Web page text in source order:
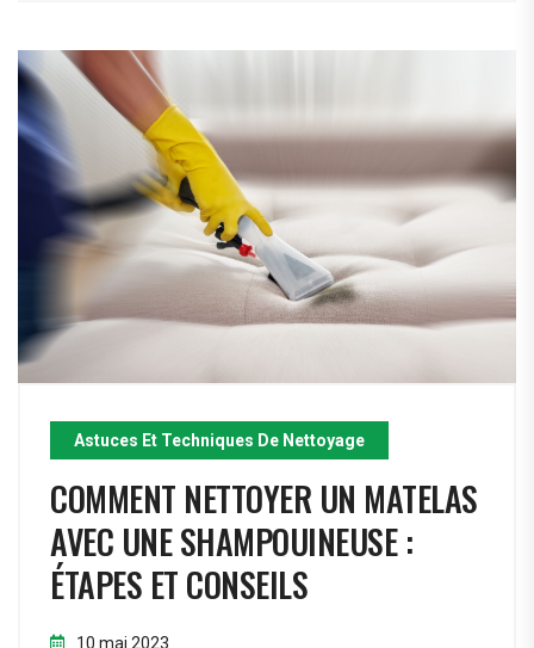
Astuces Et Techniques De Nettoyage
COMMENT NETTOYER UN MATELAS
AVEC UNE SHAMPOUINEUSE :
ÉTAPES ET CONSEILS
10 mai 2023